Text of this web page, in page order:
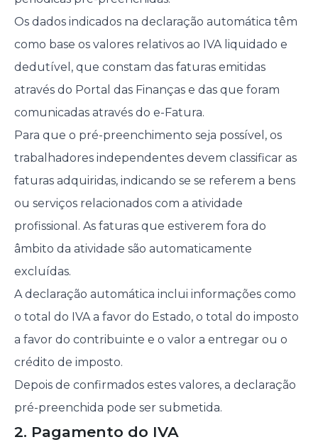
Os dados indicados na declaração automática têm
como base os valores relativos ao IVA liquidado e
dedutível, que constam das faturas emitidas
através do Portal das Finanças e das que foram
comunicadas através do e-Fatura.
Para que o pré-preenchimento seja possível, os
trabalhadores independentes devem classificar as
faturas adquiridas, indicando se se referem a bens
ou serviços relacionados com a atividade
profissional. As faturas que estiverem fora do
âmbito da atividade são automaticamente
excluídas.
A declaração automática inclui informações como
o total do IVA a favor do Estado, o total do imposto
a favor do contribuinte e o valor a entregar ou o
crédito de imposto.
Depois de confirmados estes valores, a declaração
pré-preenchida pode ser submetida.
2. Pagamento do IVA